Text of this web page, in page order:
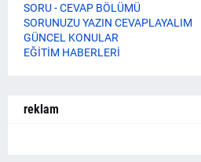
SORU - CEVAP BÖLÜMÜ
SORUNUZU YAZIN CEVAPLAYALIM
GÜNCEL KONULAR
EĞİTİM HABERLERİ
reklam